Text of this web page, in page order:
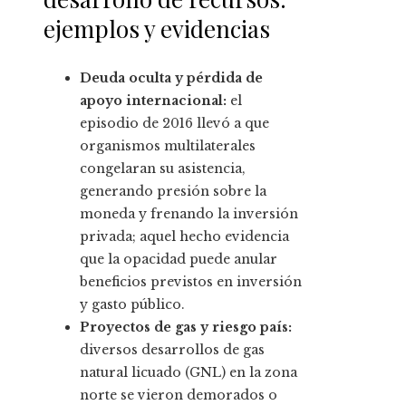
ejemplos y evidencias
Deuda oculta y pérdida de
apoyo internacional: el
episodio de 2016 llevó a que
organismos multilaterales
congelaran su asistencia,
generando presión sobre la
moneda y frenando la inversión
privada; aquel hecho evidencia
que la opacidad puede anular
beneficios previstos en inversión
y gasto público.
Proyectos de gas y riesgo país:
diversos desarrollos de gas
natural licuado (GNL) en la zona
norte se vieron demorados o